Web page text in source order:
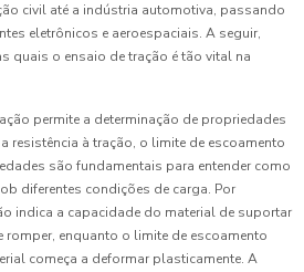
civil até a indústria automotiva, passando
eletrônicos e aeroespaciais. A seguir,
quais o ensaio de tração é tão vital na
permite a determinação de propriedades
resistência à tração, o limite de escoamento
são fundamentais para entender como
diferentes condições de carga. Por
indica a capacidade do material de suportar
romper, enquanto o limite de escoamento
começa a deformar plasticamente. A